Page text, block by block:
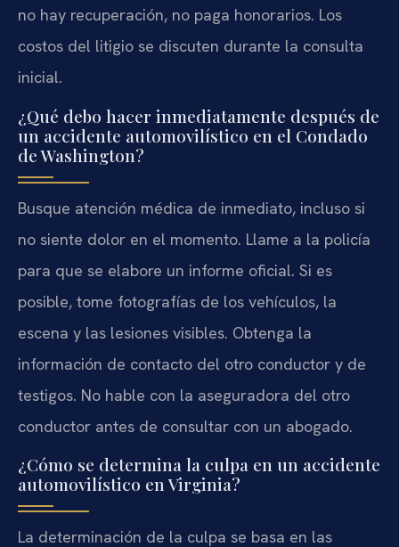
no hay recuperación, no paga honorarios. Los
costos del litigio se discuten durante la consulta
inicial.
¿Qué debo hacer inmediatamente después de
un accidente automovilístico en el Condado
de Washington?
Busque atención médica de inmediato, incluso si
no siente dolor en el momento. Llame a la policía
para que se elabore un informe oficial. Si es
posible, tome fotografías de los vehículos, la
escena y las lesiones visibles. Obtenga la
información de contacto del otro conductor y de
testigos. No hable con la aseguradora del otro
conductor antes de consultar con un abogado.
¿Cómo se determina la culpa en un accidente
automovilístico en Virginia?
La determinación de la culpa se basa en las